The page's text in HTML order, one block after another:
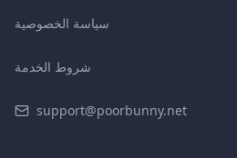
سياسة الخصوصية
شروط الخدمة
support@poorbunny.net